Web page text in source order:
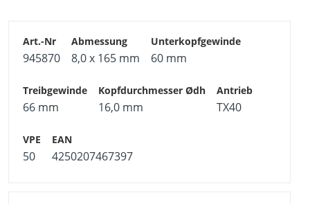
945870 8,0 x 165 mm 60 mm
66 mm 16,0 mm TX40
50 4250207467397